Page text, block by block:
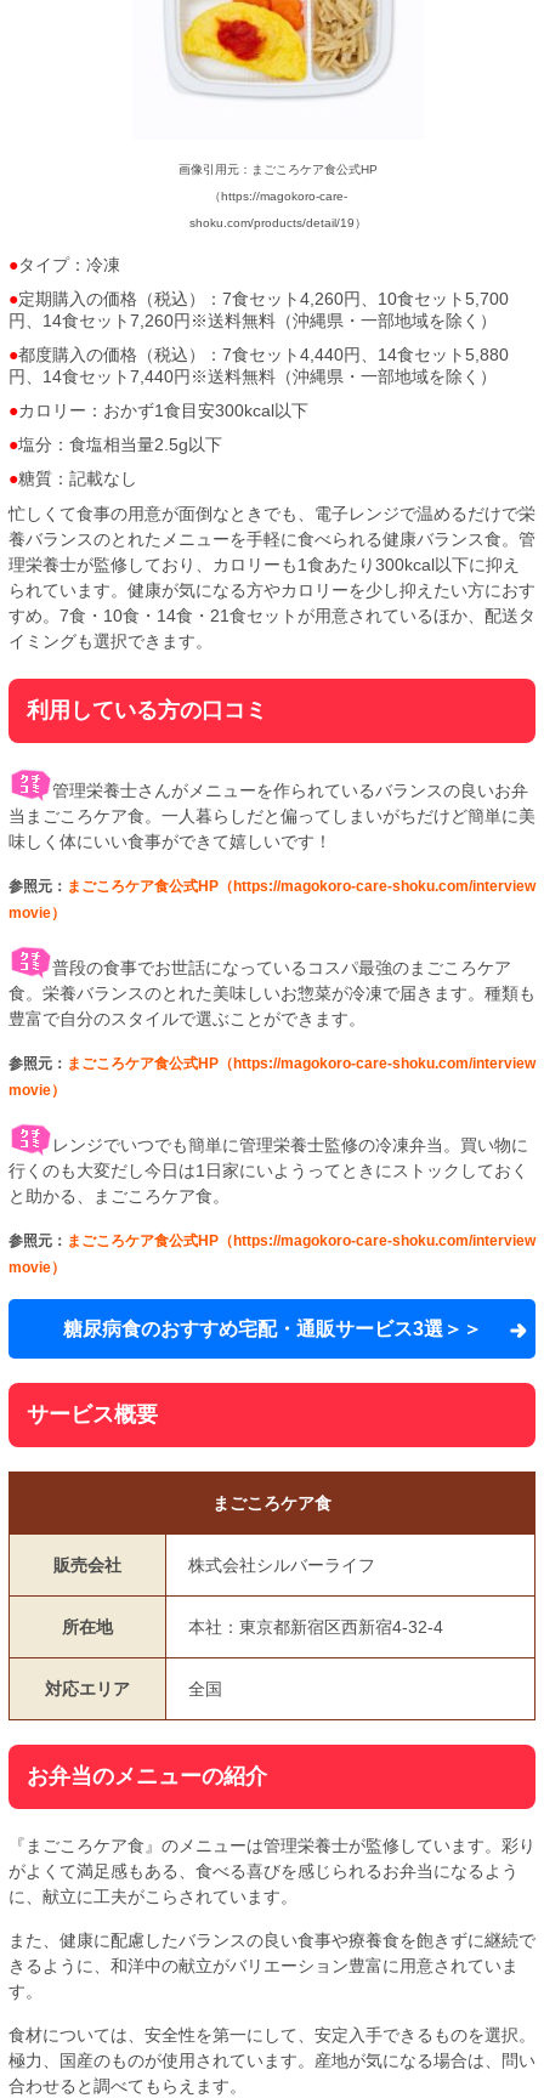
画像引用元：まごころケア食公式HP
（https://magokoro-care-
shoku.com/products/detail/19）
タイプ：冷凍
定期購入の価格（税込）：7食セット4,260円、10食セット5,700
円、14食セット7,260円※送料無料（沖縄県・一部地域を除く）
都度購入の価格（税込）：7食セット4,440円、14食セット5,880
円、14食セット7,440円※送料無料（沖縄県・一部地域を除く）
カロリー：おかず1食目安300kcal以下
塩分：食塩相当量2.5g以下
糖質：記載なし
忙しくて食事の用意が面倒なときでも、電子レンジで温めるだけで栄
養バランスのとれたメニューを手軽に食べられる健康バランス食。管
理栄養士が監修しており、カロリーも1食あたり300kcal以下に抑え
られています。健康が気になる方やカロリーを少し抑えたい方におす
すめ。7食・10食・14食・21食セットが用意されているほか、配送タ
イミングも選択できます。
利用している方の口コミ
管理栄養士さんがメニューを作られているバランスの良いお弁
当まごころケア食。一人暮らしだと偏ってしまいがちだけど簡単に美
味しく体にいい食事ができて嬉しいです！
参照元： まごころケア食公式HP（https://magokoro-care-shoku.com/interview
movie）
普段の食事でお世話になっているコスパ最強のまごころケア
食。栄養バランスのとれた美味しいお惣菜が冷凍で届きます。種類も
豊富で自分のスタイルで選ぶことができます。
参照元： まごころケア食公式HP（https://magokoro-care-shoku.com/interview
movie）
レンジでいつでも簡単に管理栄養士監修の冷凍弁当。買い物に
行くのも大変だし今日は1日家にいようってときにストックしておく
と助かる、まごころケア食。
参照元： まごころケア食公式HP（https://magokoro-care-shoku.com/interview
movie）
糖尿病食のおすすめ宅配・通販サービス3選＞＞
サービス概要
まごころケア食
販売会社 株式会社シルバーライフ
所在地 本社：東京都新宿区西新宿4-32-4
対応エリア 全国
お弁当のメニューの紹介
『まごころケア食』のメニューは管理栄養士が監修しています。彩り
がよくて満足感もある、食べる喜びを感じられるお弁当になるよう
に、献立に工夫がこらされています。
また、健康に配慮したバランスの良い食事や療養食を飽きずに継続で
きるように、和洋中の献立がバリエーション豊富に用意されていま
す。
食材については、安全性を第一にして、安定入手できるものを選択。
極力、国産のものが使用されています。産地が気になる場合は、問い
合わせると調べてもらえます。